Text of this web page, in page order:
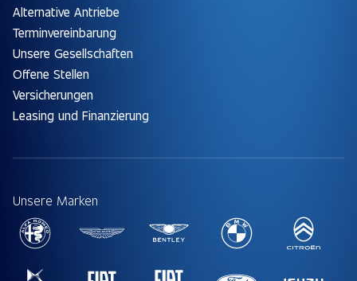
Alternative Antriebe
Terminvereinbarung
Unsere Gesellschaften
Offene Stellen
Versicherungen
Leasing und Finanzierung
Unsere Marken